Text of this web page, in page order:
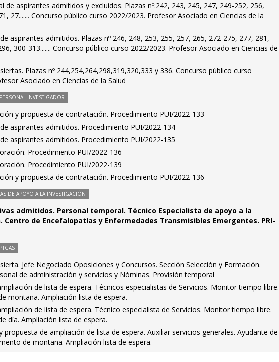
de aspirantes admitidos y excluidos. Plazas nº:242, 243, 245, 247, 249-252, 256,
27....... Concurso público curso 2022/2023. Profesor Asociado en Ciencias de la
aspirantes admitidos. Plazas nº 246, 248, 253, 255, 257, 265, 272-275, 277, 281,
300-313....... Concurso público curso 2022/2023. Profesor Asociado en Ciencias de
Plazas nº 244,254,264,298,319,320,333 y 336. Concurso público curso
Asociado en Ciencias de la Salud
INVESTIGADOR
y propuesta de contratación. Procedimiento PUI/2022-133
aspirantes admitidos. Procedimiento PUI/2022-134
aspirantes admitidos. Procedimiento PUI/2022-135
Procedimiento PUI/2022-136
Procedimiento PUI/2022-139
y propuesta de contratación. Procedimiento PUI/2022-136
DE APOYO A LA INVESTIGACIÓN
admitidos. Personal temporal. Técnico Especialista de apoyo a la
Centro de Encefalopatías y Enfermedades Transmisibles Emergentes. PRI-
Jefe Negociado Oposiciones y Concursos. Sección Selección y Formación.
de administración y servicios y Nóminas. Provisión temporal
de lista de espera. Técnicos especialistas de Servicios. Monitor tiempo libre.
montaña. Ampliación lista de espera.
de lista de espera. Técnico especialista de Servicios. Monitor tiempo libre.
día. Ampliación lista de espera.
propuesta de ampliación de lista de espera. Auxiliar servicios generales. Ayudante de
de montaña. Ampliación lista de espera.